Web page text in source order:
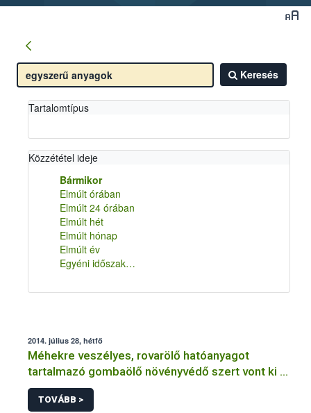
Keresés
Tartalomtípus
Közzététel ideje
Bármikor
Elmúlt órában
Elmúlt 24 órában
Elmúlt hét
Elmúlt hónap
Elmúlt év
Egyéni időszak…
2014. július 28, hétfő
Méhekre veszélyes, rovarölő hatóanyagot
tartalmazó gombaölő növényvédő szert vont ki a
forgalomból a NÉBIH
TOVÁBB >